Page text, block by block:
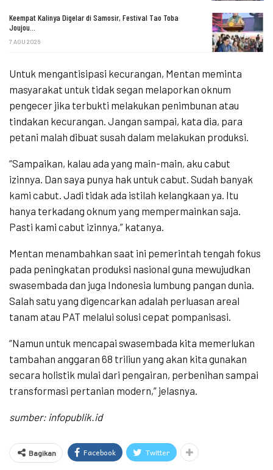
Keempat Kalinya Digelar di Samosir, Festival Tao Toba
Joujou…
7 AGU 2026
Untuk mengantisipasi kecurangan, Mentan meminta
masyarakat untuk tidak segan melaporkan oknum
pengecer jika terbukti melakukan penimbunan atau
tindakan kecurangan. Jangan sampai, kata dia, para
petani malah dibuat susah dalam melakukan produksi.
“Sampaikan, kalau ada yang main-main, aku cabut
izinnya. Dan saya punya hak untuk cabut. Sudah banyak
kami cabut. Jadi tidak ada istilah kelangkaan ya. Itu
hanya terkadang oknum yang mempermainkan saja.
Pasti kami cabut izinnya,” katanya.
Mentan menambahkan saat ini pemerintah tengah fokus
pada peningkatan produksi nasional guna mewujudkan
swasembada dan juga Indonesia lumbung pangan dunia.
Salah satu yang digencarkan adalah perluasan areal
tanam atau PAT melalui solusi cepat pompanisasi.
“Namun untuk mencapai swasembada kita memerlukan
tambahan anggaran 68 triliun yang akan kita gunakan
secara holistik mulai dari pengairan, perbenihan sampai
transformasi pertanian modern,” jelasnya.
sumber: infopublik.id
Bagikan Facebook Twitter